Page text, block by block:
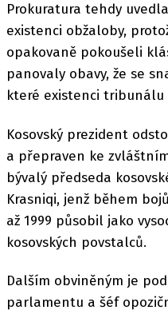
Prokuratura tehdy
existenci obžaloby,
opakovaně pokoušeli
panovaly obavy, že se
které existenci tribunálu
Kosovský prezident
a přepraven ke
bývalý předseda
Krasniqi, jenž během
až 1999 působil jako
kosovských povstalců.
Dalším obviněným je
parlamentu a šéf